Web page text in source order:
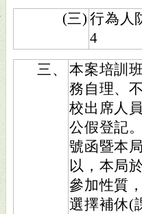
(三) 行為人
4
三、
本案培訓
務自理、
校出席人
公假登記
號函暨本
以，本局
參加性質
選擇補休(